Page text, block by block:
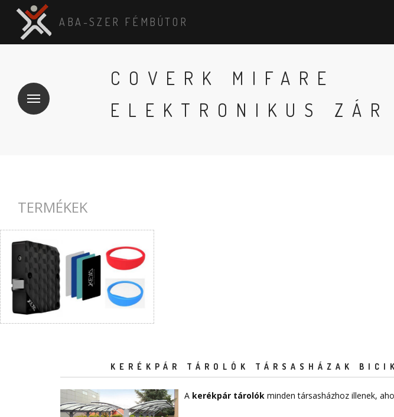
ABA-SZER FÉMBÚTOR
COVERK MIFARE
ELEKTRONIKUS ZÁR
TERMÉKEK
KERÉKPÁR TÁROLÓK TÁRSASHÁZAK
A kerékpár tárolók minden társasházhoz illenek,